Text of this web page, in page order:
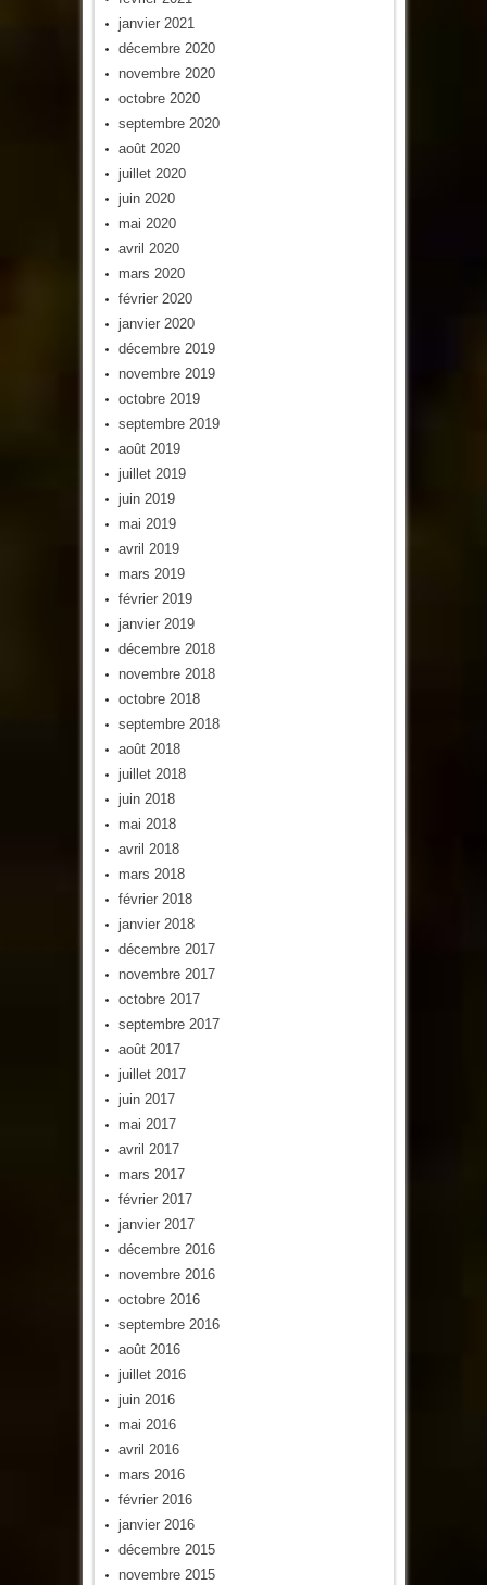
janvier 2021
décembre 2020
novembre 2020
octobre 2020
septembre 2020
août 2020
juillet 2020
juin 2020
mai 2020
avril 2020
mars 2020
février 2020
janvier 2020
décembre 2019
novembre 2019
octobre 2019
septembre 2019
août 2019
juillet 2019
juin 2019
mai 2019
avril 2019
mars 2019
février 2019
janvier 2019
décembre 2018
novembre 2018
octobre 2018
septembre 2018
août 2018
juillet 2018
juin 2018
mai 2018
avril 2018
mars 2018
février 2018
janvier 2018
décembre 2017
novembre 2017
octobre 2017
septembre 2017
août 2017
juillet 2017
juin 2017
mai 2017
avril 2017
mars 2017
février 2017
janvier 2017
décembre 2016
novembre 2016
octobre 2016
septembre 2016
août 2016
juillet 2016
juin 2016
mai 2016
avril 2016
mars 2016
février 2016
janvier 2016
décembre 2015
novembre 2015